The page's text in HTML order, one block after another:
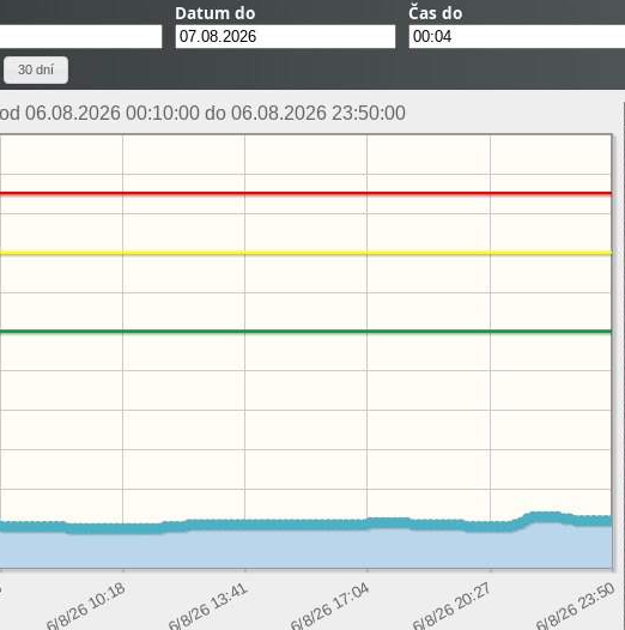
Datum do Čas do
06.08.2026 00:10:00 do 06.08.2026 23:50:00